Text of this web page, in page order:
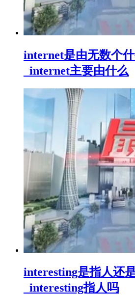
internet是由无数个
_internet主要由什么
interesting是指人还
_interesting指人吗